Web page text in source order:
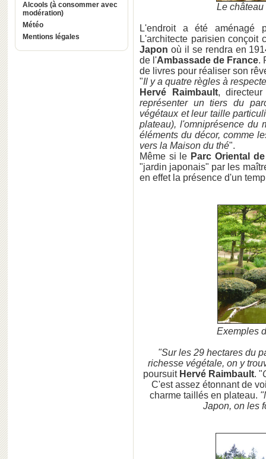
Alcools (à consommer avec
modération)
Météo
Mentions légales
Le
L'endroit a été aménagé
L'architecte parisien conçoit
Japon où il se rendra en
de l'Ambassade de France.
de livres pour réaliser son
"Il y a quatre règles à
Hervé Raimbault,
représenter un tiers du
végétaux et leur taille
plateau), l'omniprésence du
éléments du décor, comme
vers la Maison du thé".
Même si le Parc Oriental
"jardin japonais" par les
en effet la présence d'un
Exemples
"Sur les 29 hectares du
richesse végétale, on y
poursuit Hervé Raimbault. "
C'est assez étonnant de
charme taillés en plateau.
Japon, on les